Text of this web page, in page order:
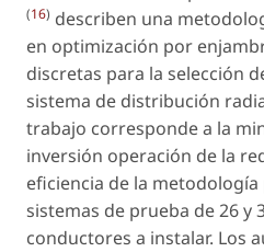
(16) describen una
en optimización por
discretas para la selección
sistema de distribución
trabajo corresponde a la
inversión operación de la
eficiencia de la
sistemas de prueba de 26 y
conductores a instalar. Los